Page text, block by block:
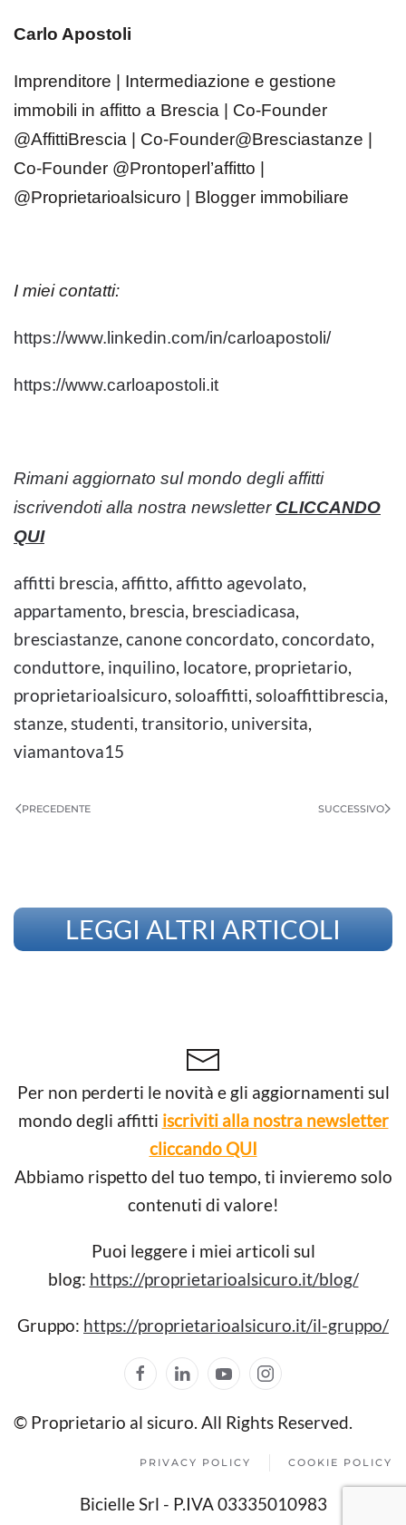
Carlo Apostoli
Imprenditore | Intermediazione e gestione
immobili in affitto a Brescia | Co-Founder
@AffittiBrescia | Co-Founder@Bresciastanze |
Co-Founder @Prontoperl’affitto |
@Proprietarioalsicuro | Blogger immobiliare
I miei contatti:
https://www.linkedin.com/in/carloapostoli/
https://www.carloapostoli.it
Rimani aggiornato sul mondo degli affitti
iscrivendoti alla nostra newsletter CLICCANDO
QUI
affitti brescia, affitto, affitto agevolato,
appartamento, brescia, bresciadicasa,
bresciastanze, canone concordato, concordato,
conduttore, inquilino, locatore, proprietario,
proprietarioalsicuro, soloaffitti, soloaffittibrescia,
stanze, studenti, transitorio, universita,
viamantova15
PRECEDENTE SUCCESSIVO
LEGGI ALTRI ARTICOLI
Per non perderti le novità e gli aggiornamenti sul
mondo degli affitti iscriviti alla nostra newsletter
cliccando QUI
Abbiamo rispetto del tuo tempo, ti invieremo solo
contenuti di valore!
Puoi leggere i miei articoli sul
blog: https://proprietarioalsicuro.it/blog/
Gruppo: https://proprietarioalsicuro.it/il-gruppo/
© Proprietario al sicuro. All Rights Reserved.
PRIVACY POLICY COOKIE POLICY
Bicielle Srl - P.IVA 03335010983